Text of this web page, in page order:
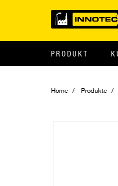
PRODUKT
Home Produkte